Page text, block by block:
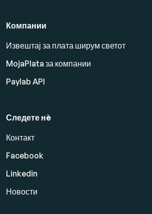
Компании
Извештај за плата ширум светот
MojaPlata за компании
Paylab API
Следете нè
Контакт
Facebook
Linkedin
Новости